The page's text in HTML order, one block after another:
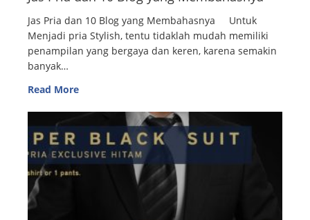
Jas Pria dan 10 Blog yang Membahasnya Untuk
Menjadi pria Stylish, tentu tidaklah mudah memiliki
penampilan yang bergaya dan keren, karena semakin
banyak…
Read More